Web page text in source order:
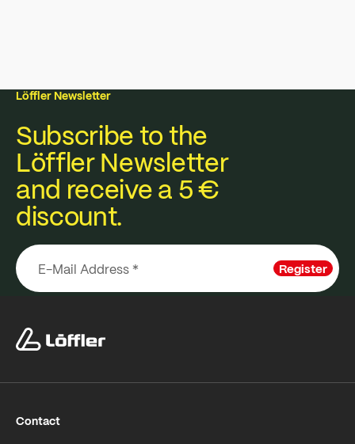
Löffler Newsletter
Subscribe to the
Löffler Newsletter
and receive a 5 €
discount.
Register
Contact